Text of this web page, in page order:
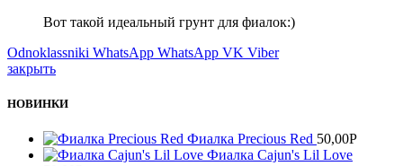
Вот такой идеальный грунт для фиалок:)
Odnoklassniki WhatsApp WhatsApp VK Viber
закрыть
НОВИНКИ
Фиалка Precious Red 50,00Р
Фиалка Cajun's Lil Love